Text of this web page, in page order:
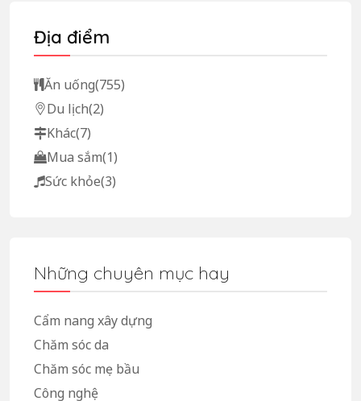
Địa điểm
Ăn uống(755)
Du lịch(2)
Khác(7)
Mua sắm(1)
Sức khỏe(3)
Những chuyên mục hay
Cẩm nang xây dựng
Chăm sóc da
Chăm sóc mẹ bầu
Công nghệ